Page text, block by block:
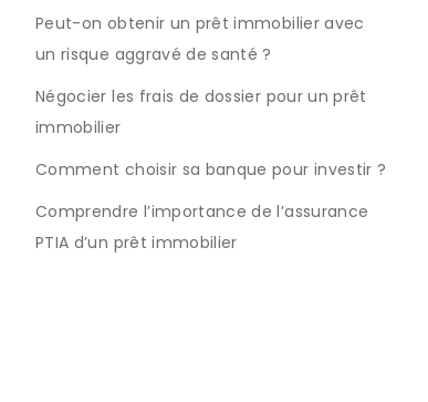
Peut-on obtenir un prêt immobilier avec
un risque aggravé de santé ?
Négocier les frais de dossier pour un prêt
immobilier
Comment choisir sa banque pour investir ?
Comprendre l’importance de l’assurance
PTIA d’un prêt immobilier